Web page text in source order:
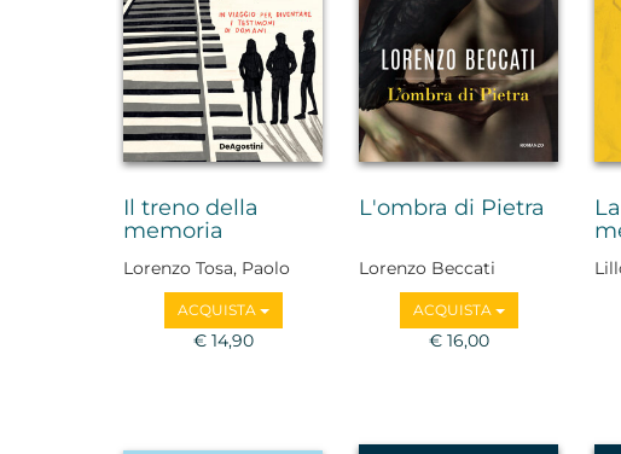
Il treno della
memoria
Lorenzo Tosa, Paolo
Paticchio
ACQUISTA
€ 14,90
L'ombra di Pietra
Lorenzo Beccati
ACQUISTA
€ 16,00